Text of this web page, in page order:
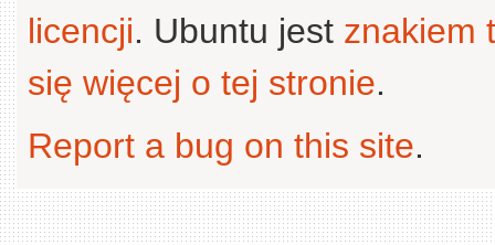
licencji. Ubuntu jest znakiem
się więcej o tej stronie.
Report a bug on this site.